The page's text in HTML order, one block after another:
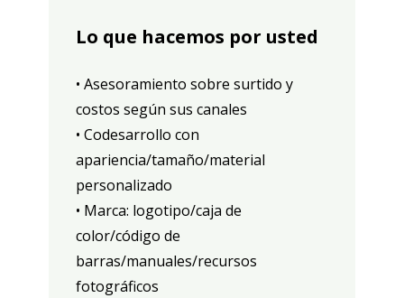
Lo que hacemos por usted
• Asesoramiento sobre surtido y
costos según sus canales
• Codesarrollo con
apariencia/tamaño/material
personalizado
• Marca: logotipo/caja de
color/código de
barras/manuales/recursos
fotográficos